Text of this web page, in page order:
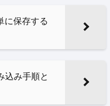
に保存する
込み手順と